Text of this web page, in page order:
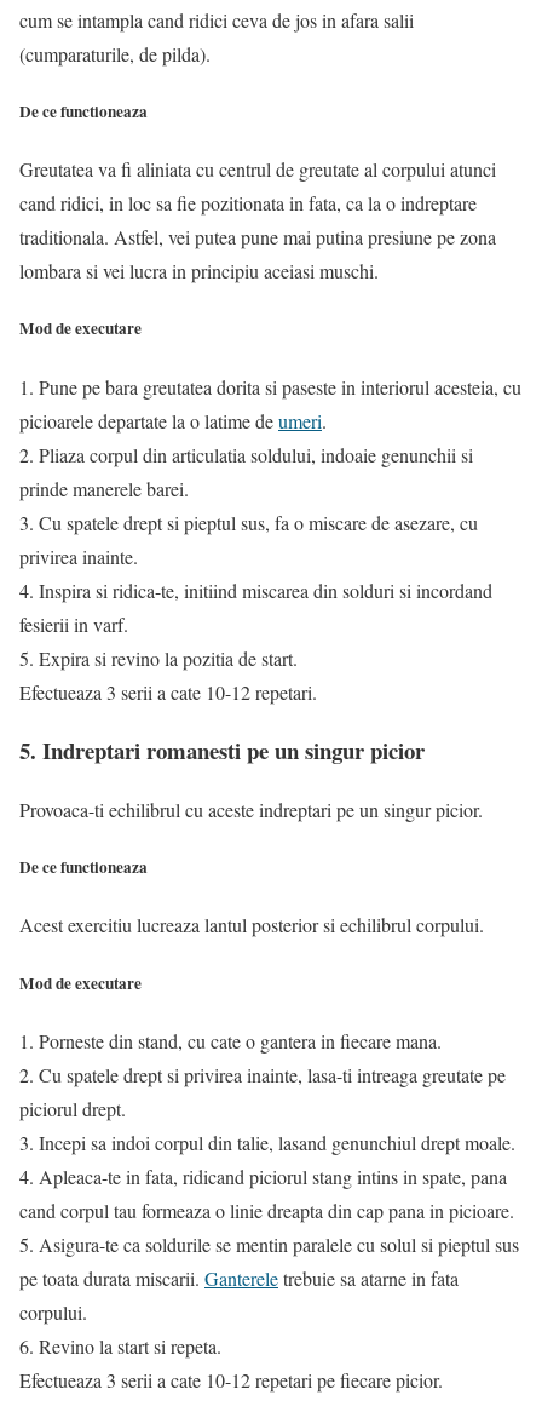
cum se intampla cand ridici ceva de jos in afara salii
(cumparaturile, de pilda).
De ce functioneaza
Greutatea va fi aliniata cu centrul de greutate al corpului atunci
cand ridici, in loc sa fie pozitionata in fata, ca la o indreptare
traditionala. Astfel, vei putea pune mai putina presiune pe zona
lombara si vei lucra in principiu aceiasi muschi.
Mod de executare
1. Pune pe bara greutatea dorita si paseste in interiorul acesteia, cu
picioarele departate la o latime deumeri.
2. Pliaza corpul din articulatia soldului, indoaie genunchii si
prinde manerele barei.
3. Cu spatele drept si pieptul sus, fa o miscare de asezare, cu
privirea inainte.
4. Inspira si ridica-te, initiind miscarea din solduri si incordand
fesierii in varf.
5. Expira si revino la pozitia de start.
Efectueaza 3 serii a cate 10-12 repetari.
5. Indreptari romanesti pe un singur picior
Provoaca-ti echilibrul cu aceste indreptari pe un singur picior.
De ce functioneaza
Acest exercitiu lucreaza lantul posterior si echilibrul corpului.
Mod de executare
1. Porneste din stand, cu cate o gantera in fiecare mana.
2. Cu spatele drept si privirea inainte, lasa-ti intreaga greutate pe
piciorul drept.
3. Incepi sa indoi corpul din talie, lasand genunchiul drept moale.
4. Apleaca-te in fata, ridicand piciorul stang intins in spate, pana
cand corpul tau formeaza o linie dreapta din cap pana in picioare.
5. Asigura-te ca soldurile se mentin paralele cu solul si pieptul sus
pe toata durata miscarii. Gantereletrebuie sa atarne in fata
corpului.
6. Revino la start si repeta.
Efectueaza 3 serii a cate 10-12 repetari pe fiecare picior.